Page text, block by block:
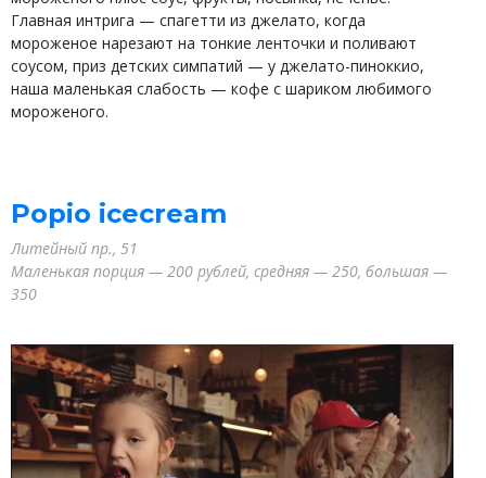
Главная интрига — спагетти из джелато, когда
мороженое нарезают на тонкие ленточки и поливают
соусом, приз детских симпатий — у джелато-пиноккио,
наша маленькая слабость — кофе с шариком любимого
мороженого.
Popio icecream
Литейный пр., 51
Маленькая порция — 200 рублей, средняя — 250, большая —
350